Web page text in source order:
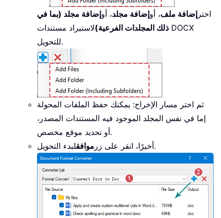
اختر إضافة ملف، أوإضافة مجلد، أوإضافة مجلد (بما في
ذلك المجلدات الفرعية)لاستيراد مستندات DOCX
للتحويل.
ثم اختر مسار الإخراج: يمكنك حفظ الملفات المحولة
إما في نفس المجلد الموجود فيه المستندات المصدر،
أو تحديد موقع مخصص.
أخيرًا، انقر على زر موافق لبدء التحويل.